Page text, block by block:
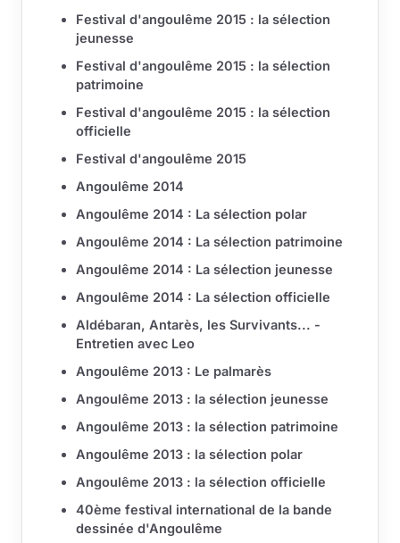
Festival d'angoulême 2015 : la sélection
jeunesse
Festival d'angoulême 2015 : la sélection
patrimoine
Festival d'angoulême 2015 : la sélection
officielle
Festival d'angoulême 2015
Angoulême 2014
Angoulême 2014 : La sélection polar
Angoulême 2014 : La sélection patrimoine
Angoulême 2014 : La sélection jeunesse
Angoulême 2014 : La sélection officielle
Aldébaran, Antarès, les Survivants... -
Entretien avec Leo
Angoulême 2013 : Le palmarès
Angoulême 2013 : la sélection jeunesse
Angoulême 2013 : la sélection patrimoine
Angoulême 2013 : la sélection polar
Angoulême 2013 : la sélection officielle
40ème festival international de la bande
dessinée d'Angoulême